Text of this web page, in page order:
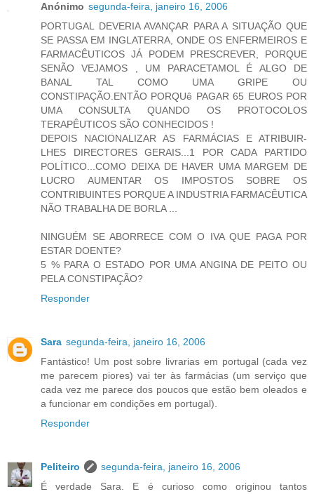
Anónimo segunda-feira, janeiro 16, 2006
PORTUGAL DEVERIA AVANÇAR PARA A SITUAÇÃO QUE
SE PASSA EM INGLATERRA, ONDE OS ENFERMEIROS E
FARMACÊUTICOS JÁ PODEM PRESCREVER, PORQUE
SENÃO VEJAMOS , UM PARACETAMOL É ALGO DE
BANAL TAL COMO UMA GRIPE OU
CONSTIPAÇÃO.ENTÃO PORQUê PAGAR 65 EUROS POR
UMA CONSULTA QUANDO OS PROTOCOLOS
TERAPÊUTICOS SÃO CONHECIDOS !
DEPOIS NACIONALIZAR AS FARMÁCIAS E ATRIBUIR-
LHES DIRECTORES GERAIS...1 POR CADA PARTIDO
POLÍTICO...COMO DEIXA DE HAVER UMA MARGEM DE
LUCRO AUMENTAR OS IMPOSTOS SOBRE OS
CONTRIBUINTES PORQUE A INDUSTRIA FARMACÊUTICA
NÃO TRABALHA DE BORLA ...
NINGUÉM SE ABORRECE COM O IVA QUE PAGA POR
ESTAR DOENTE?
5 % PARA O ESTADO POR UMA ANGINA DE PEITO OU
PELA CONSTIPAÇÃO?
Responder
Sara segunda-feira, janeiro 16, 2006
Fantástico! Um post sobre livrarias em portugal (cada vez
me parecem piores) vai ter às farmácias (um serviço que
cada vez me parece dos poucos que estão bem oleados e
a funcionar em condições em portugal).
Responder
Peliteiro
segunda-feira, janeiro 16, 2006
É verdade Sara. E é curioso como originou tantos